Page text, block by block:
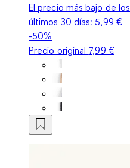
El precio más bajo de los
últimos 30 días: 5,99 €
-50%
Precio original 7,99 €